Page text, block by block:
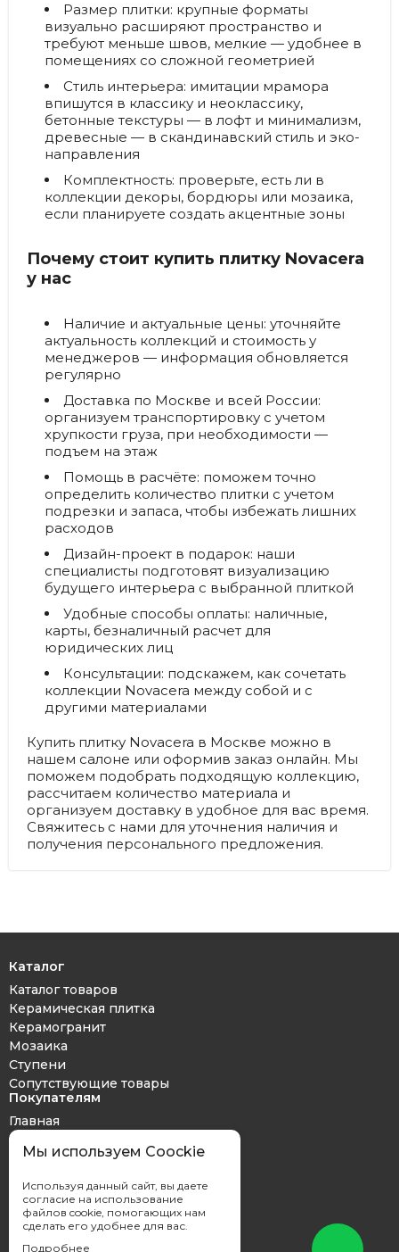
Размер плитки: крупные форматы
визуально расширяют пространство и
требуют меньше швов, мелкие — удобнее в
помещениях со сложной геометрией
Стиль интерьера: имитации мрамора
впишутся в классику и неоклассику,
бетонные текстуры — в лофт и минимализм,
древесные — в скандинавский стиль и эко-
направления
Комплектность: проверьте, есть ли в
коллекции декоры, бордюры или мозаика,
если планируете создать акцентные зоны
Почему стоит купить плитку Novacera
у нас
Наличие и актуальные цены: уточняйте
актуальность коллекций и стоимость у
менеджеров — информация обновляется
регулярно
Доставка по Москве и всей России:
организуем транспортировку с учетом
хрупкости груза, при необходимости —
подъем на этаж
Помощь в расчёте: поможем точно
определить количество плитки с учетом
подрезки и запаса, чтобы избежать лишних
расходов
Дизайн-проект в подарок: наши
специалисты подготовят визуализацию
будущего интерьера с выбранной плиткой
Удобные способы оплаты: наличные,
карты, безналичный расчет для
юридических лиц
Консультации: подскажем, как сочетать
коллекции Novacera между собой и с
другими материалами
Купить плитку Novacera в Москве можно в
нашем салоне или оформив заказ онлайн. Мы
поможем подобрать подходящую коллекцию,
рассчитаем количество материала и
организуем доставку в удобное для вас время.
Свяжитесь с нами для уточнения наличия и
получения персонального предложения.
Каталог
Каталог товаров
Керамическая плитка
Керамогранит
Мозаика
Ступени
Сопутствующие товары
Покупателям
Главная
Дизайн проект
Оплата и доставка
Контакты
Мы используем Coockie
Используя данный сайт, вы даете
согласие на использование
файлов cookie, помогающих нам
сделать его удобнее для вас.
Подробнее